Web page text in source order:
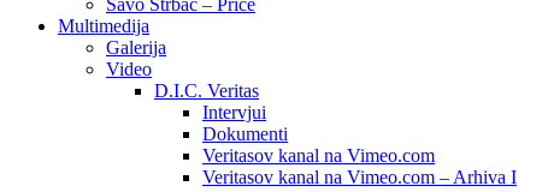
Savo Štrbac – Priče
Multimedija
Galerija
Video
D.I.C. Veritas
Intervjui
Dokumenti
Veritasov kanal na Vimeo.com
Veritasov kanal na Vimeo.com – Arhiva I